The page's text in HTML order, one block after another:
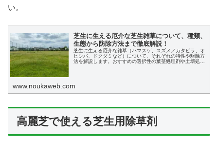
い。
芝生に生える厄介な芝生雑草について、種類、
生態から防除方法まで徹底解説！
芝生に生える厄介な雑草（ハマスゲ、スズメノカタビラ、オ
ヒシバ、ドクダミなど）について、それぞれの特性や駆除方
法を解説します。おすすめの選択性の葉茎処理剤や土壌処理
www.noukaweb.com
高麗芝で使える芝生用除草剤